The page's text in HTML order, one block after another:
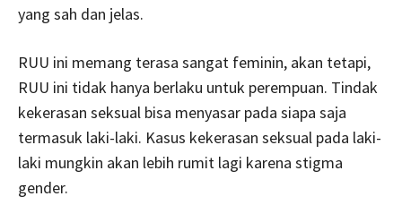
yang sah dan jelas.
RUU ini memang terasa sangat feminin, akan tetapi,
RUU ini tidak hanya berlaku untuk perempuan. Tindak
kekerasan seksual bisa menyasar pada siapa saja
termasuk laki-laki. Kasus kekerasan seksual pada laki-
laki mungkin akan lebih rumit lagi karena stigma
gender.